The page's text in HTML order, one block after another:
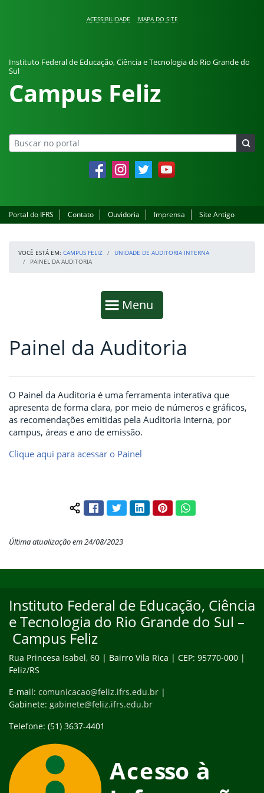
ACESSIBILIDADE MAPA DO SITE
Instituto Federal de Educação, Ciência e Tecnologia do Rio Grande do
Sul
Campus Feliz
FacebookInstagramTwitter YouTube
Portal do IFRS Contato Ouvidoria Imprensa Site Antigo
VOCÊ ESTÁ EM: CAMPUS FELIZ
UNIDADE DE AUDITORIA INTERNA
PAINEL DA AUDITORIA
Mostrar
Menu
Fim da navegação
Início do conteúdo
Painel da Auditoria
O Painel da Auditoria é uma ferramenta interativa que
apresenta de forma clara, por meio de números e gráficos,
as recomendações emitidas pela Auditoria Interna, por
campus, áreas e ano de emissão.
Clique aqui para acessar o Painel
Compartilhar conteúdo:
FacebookTwitterLinkedInPinterestWhatsApp
Última atualização em 24/08/2023
Instituto Federal de Educação, Ciência
e Tecnologia do Rio Grande do Sul –
Campus Feliz
Rua Princesa Isabel, 60 | Bairro Vila Rica | CEP: 95770-000 |
Feliz/RS
E-mail: comunicacao@feliz.ifrs.edu.br |
Gabinete: gabinete@feliz.ifrs.edu.br
Telefone: (51) 3637-4401